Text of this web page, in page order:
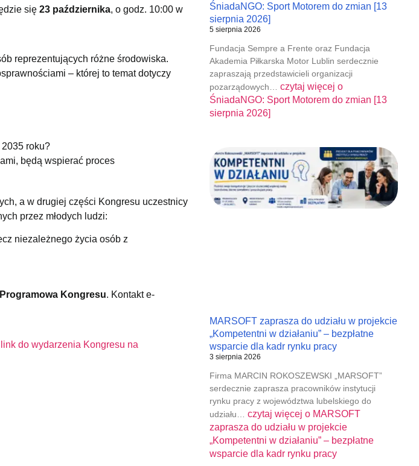
się 23 października, o godz. 10:00 w
reprezentujących różne środowiska.
– której to temat dotyczy
roku?
będą wspierać proces
a w drugiej części Kongresu uczestnicy
przez młodych ludzi:
niezależnego życia osób z
Kongresu. Kontakt e-
link do wydarzenia Kongresu na
ŚniadaNGO: Sport Motorem do zmian [13
sierpnia 2026]
5 sierpnia 2026
Fundacja Sempre a Frente oraz Fundacja
Akademia Piłkarska Motor Lublin serdecznie
zapraszają przedstawicieli organizacji
pozarządowych… czytaj więcej o
ŚniadaNGO: Sport Motorem do zmian [13
sierpnia 2026]
MARSOFT zaprasza do udziału w projekcie
„Kompetentni w działaniu” – bezpłatne
wsparcie dla kadr rynku pracy
3 sierpnia 2026
Firma MARCIN ROKOSZEWSKI „MARSOFT”
serdecznie zaprasza pracowników instytucji
rynku pracy z województwa lubelskiego do
udziału… czytaj więcej oMARSOFT
zaprasza do udziału w projekcie
„Kompetentni w działaniu” – bezpłatne
wsparcie dla kadr rynku pracy